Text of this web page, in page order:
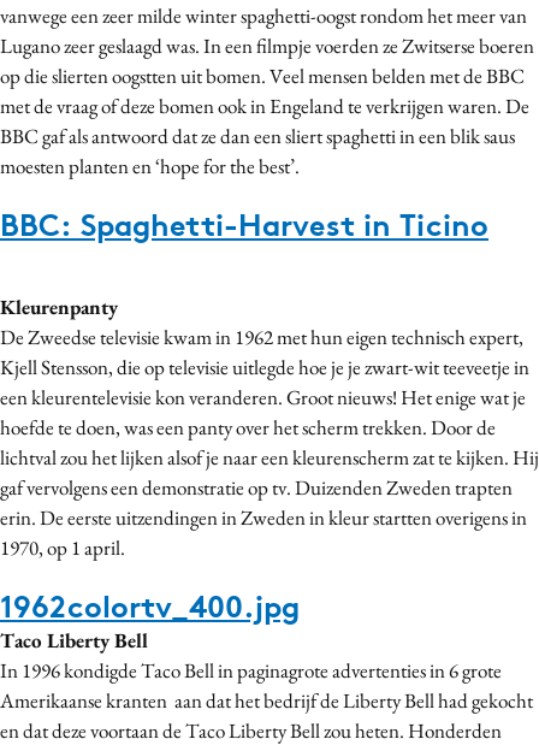
Design
Digital transformation
Diversiteit
Effectiviteit
Gedragsverandering
Interne communicatie
Media
Merkstrategie
PR
Programmatic
Purpose Marketing
Reputatie & crisis
vanwege een zeer milde winter spaghetti-oogst rondom het meer van
Lugano zeer geslaagd was. In een filmpje voerden ze Zwitserse boeren
op die slierten oogstten uit bomen. Veel mensen belden met de BBC
met de vraag of deze bomen ook in Engeland te verkrijgen waren. De
BBC gaf als antwoord dat ze dan een sliert spaghetti in een blik saus
moesten planten en ‘hope for the best’.
BBC: Spaghetti-Harvest in Ticino
Kleurenpanty
De Zweedse televisie kwam in 1962 met hun eigen technisch expert,
Kjell Stensson, die op televisie uitlegde hoe je je zwart-wit teeveetje in
een kleurentelevisie kon veranderen. Groot nieuws! Het enige wat je
hoefde te doen, was een panty over het scherm trekken. Door de
lichtval zou het lijken alsof je naar een kleurenscherm zat te kijken. Hij
gaf vervolgens een demonstratie op tv. Duizenden Zweden trapten
erin. De eerste uitzendingen in Zweden in kleur startten overigens in
1970, op 1 april.
1962colortv_400.jpg
Taco Liberty Bell
In 1996 kondigde Taco Bell in paginagrote advertenties in 6 grote
Amerikaanse kranten aan dat het bedrijf de Liberty Bell had gekocht
en dat deze voortaan de Taco Liberty Bell zou heten. Honderden